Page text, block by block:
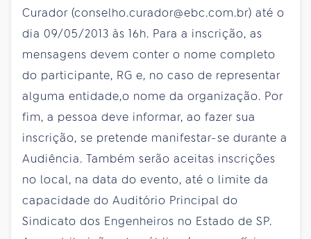
Curador (conselho.curador@ebc.com.br) até o
dia 09/05/2013 às 16h. Para a inscrição, as
mensagens devem conter o nome completo
do participante, RG e, no caso de representar
alguma entidade,o nome da organização. Por
fim, a pessoa deve informar, ao fazer sua
inscrição, se pretende manifestar-se durante a
Audiência. Também serão aceitas inscrições
no local, na data do evento, até o limite da
capacidade do Auditório Principal do
Sindicato dos Engenheiros no Estado de SP.